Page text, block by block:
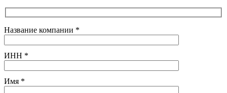
Название компании *
ИНН *
Имя *